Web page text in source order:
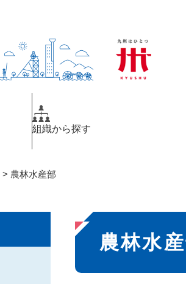
組織から探す
> 農林水産部
本
文
農林水